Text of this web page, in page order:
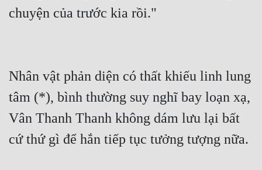
chuyện của trước kia rồi."
Nhân vật phản diện có thất khiếu linh lung
tâm (*), bình thường suy nghĩ bay loạn xạ,
Vân Thanh Thanh không dám lưu lại bất
cứ thứ gì để hắn tiếp tục tưởng tượng nữa.